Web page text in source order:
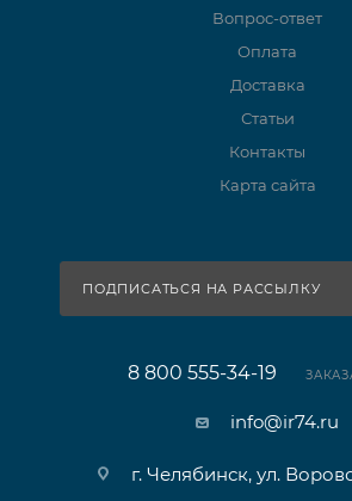
Вопрос-ответ
Оплата
Доставка
Статьи
Контакты
Карта сайта
ПОДПИСАТЬСЯ НА РАССЫЛКУ
8 800 555-34-19
info@ir74.ru
г. Челябинск, ул.